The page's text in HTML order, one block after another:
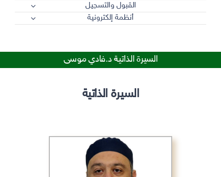
القبول والتسجيل
أنظمة إلكترونية
السيرة الذاتية د.فادي موسى
السيرة الذاتية